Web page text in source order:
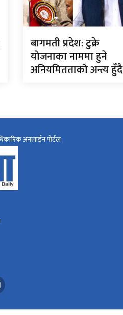
बागमती प्रदेश: टुक्रे
योजनाका नाममा हुने
अनियमितताको अन्त्य हुँदै
अनलाईन पोर्टल